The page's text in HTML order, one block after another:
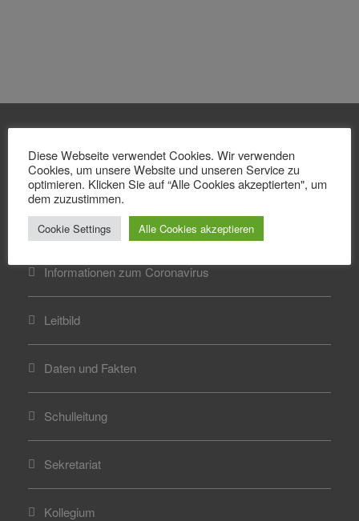
Menu
Informationen zum Coronavirus
Leitbild
Daten und Fakten
Schulleitung
Sekretariat
Kollegium
Diese Webseite verwendet Cookies. Wir verwenden
Cookies, um unsere Website und unseren Service zu
optimieren. Klicken Sie auf “Alle Cookies akzeptierten", um
dem zuzustimmen.
Cookie Settings Alle Cookies akzeptieren